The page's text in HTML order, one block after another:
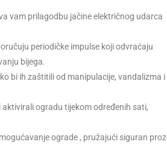
vam prilagodbu jačine električnog udarca
periodičke impulse koji odvraćaju
bijega.
bi ih zaštitili od manipulacije, vandalizma i
ogradu tijekom određenih sati,
ograde , pružajući siguran